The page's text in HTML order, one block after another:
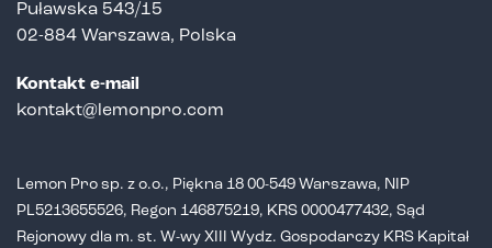
Puławska 543/15
02-884 Warszawa, Polska
Kontakt e-mail
kontakt@lemonpro.com
Lemon Pro sp. z o.o., Piękna 18 00-549 Warszawa, NIP
PL5213655526, Regon 146875219, KRS 0000477432, Sąd
Rejonowy dla m. st. W-wy XIII Wydz. Gospodarczy KRS Kapitał